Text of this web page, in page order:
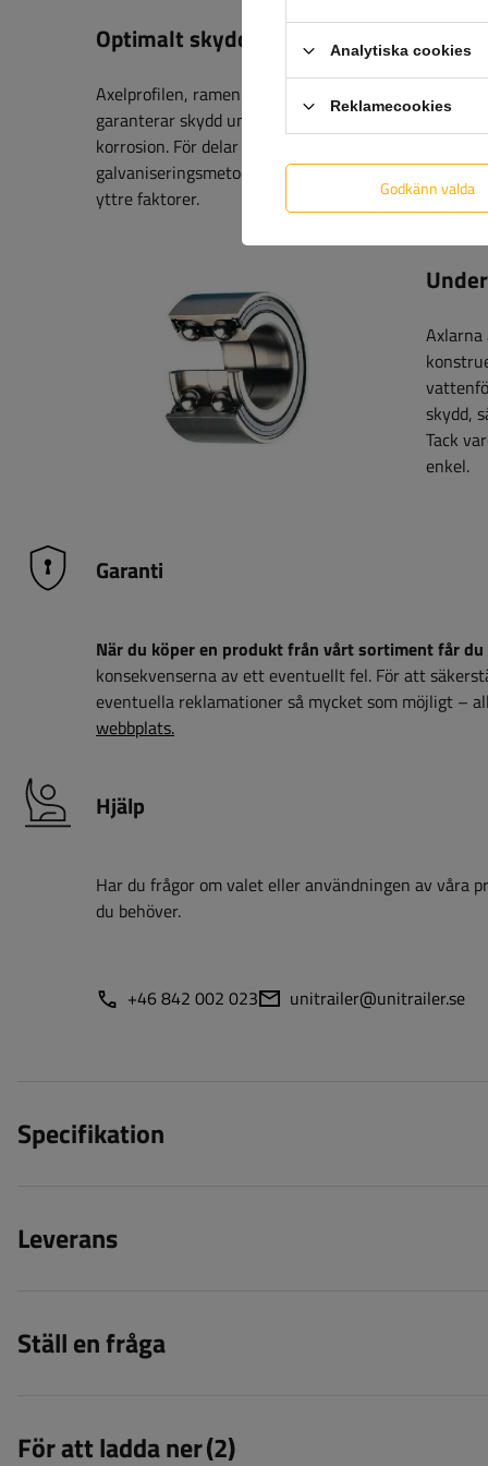
Optimalt skydd mot korrosion
Axelprofilen, ramen och huset på
garanterar skydd under en period av 10 år.
korrosion. För delar med högsta noggrannhet
galvaniseringsmetoder skyddar effektivt alla
yttre faktorer.
skydd,
Tack
enkel.
Garanti
När du köper en produkt från vårt sortiment får
konsekvenserna av ett eventuellt fel. För att
eventuella reklamationer så mycket som möjligt –
webbplats.
Hjälp
Har du frågor om valet eller användningen av våra
du behöver.
+46 842 002 023 unitrailer@unitrailer.se
Specifikation
Leverans
Ställ en fråga
För att ladda ner(2)
Analytiska cookies
Reklamecookies
Godkänn valda